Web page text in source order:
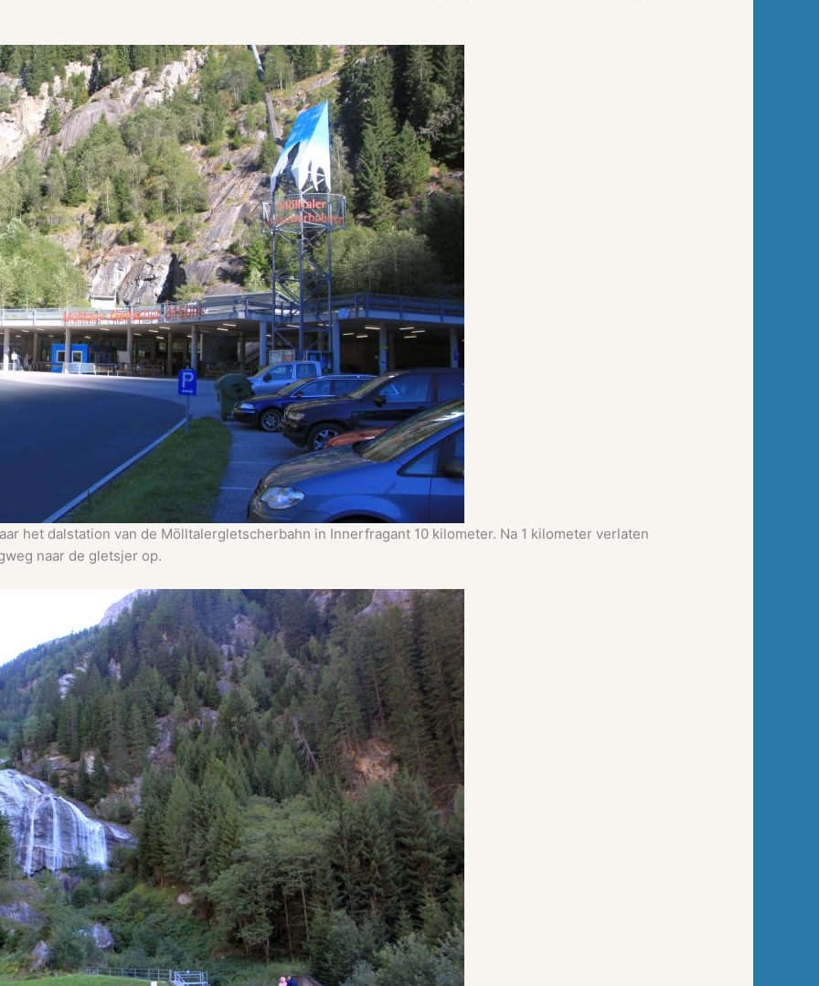
het dalstation van de Mölltalergletscherbahn in Innerfragant 10 kilometer. Na 1 kilometer verlaten
naar de gletsjer op.